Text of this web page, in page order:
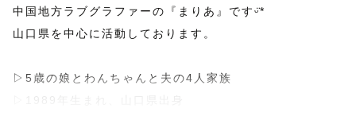
中国地方ラブグラファーの『まりあ』ですᵕ̈*
山口県を中心に活動しております。
▷5歳の娘とわんちゃんと夫の4人家族